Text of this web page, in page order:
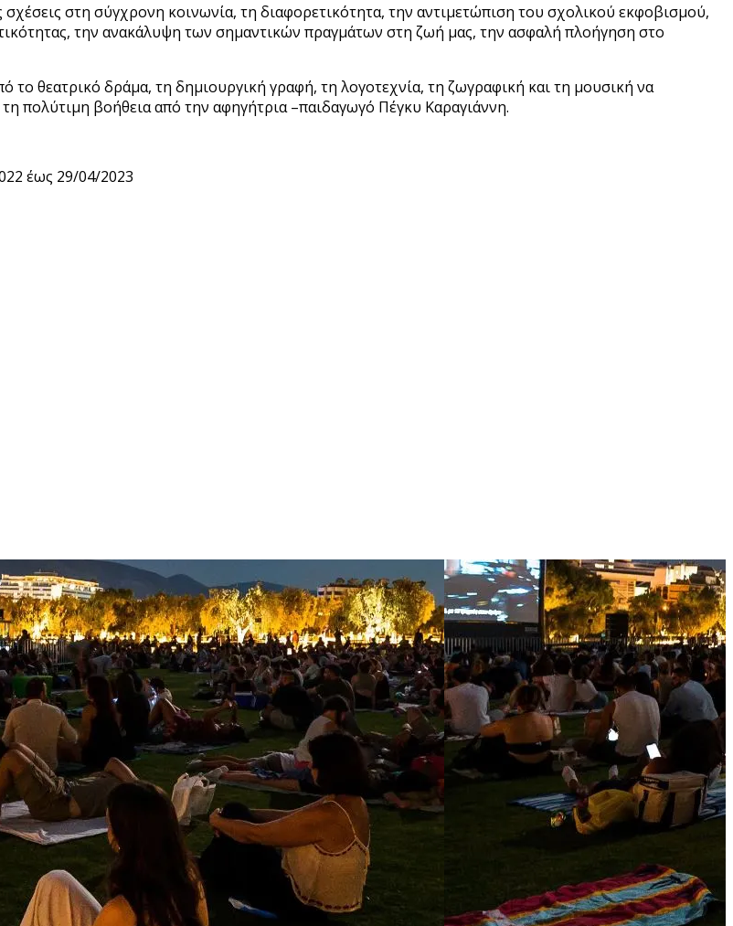
σχέσεις στη σύγχρονη κοινωνία, τη διαφορετικότητα, την αντιμετώπιση του σχολικού εκφοβισμού,
την ανακάλυψη των σημαντικών πραγμάτων στη ζωή μας, την ασφαλή πλοήγηση στο
το θεατρικό δράμα, τη δημιουργική γραφή, τη λογοτεχνία, τη ζωγραφική και τη μουσική να
πολύτιμη βοήθεια από την αφηγήτρια –παιδαγωγό Πέγκυ Καραγιάννη.
έως 29/04/2023